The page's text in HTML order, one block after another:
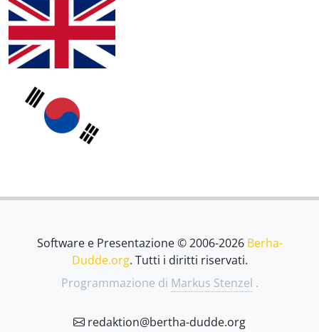
Software e Presentazione © 2006-2026 Berha-
Dudde.org. Tutti i diritti riservati.
Programmazione di Markus Stenzel .
redaktion@bertha-dudde.org